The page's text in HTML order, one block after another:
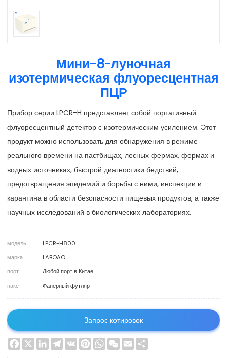
Мини-8-луночная
изотермическая флуоресцентная
ПЦР
Прибор серии LPCR-H представляет собой портативный
флуоресцентный детектор с изотермическим усилением. Этот
продукт можно использовать для обнаружения в режиме
реального времени на пастбищах, лесных фермах, фермах и
водных источниках, быстрой диагностики бедствий,
предотвращения эпидемий и борьбы с ними, инспекции и
карантина в области безопасности пищевых продуктов, а также
научных исследований в биологических лабораториях.
модель
LPCR-H800
марка
LABOAO
порт
Любой порт в Китае
пакет
Фанерный футляр
Запрос котировок
Facebook
X LinkedInTelegram
VK PinterestWhatsApp
WeChat
Email